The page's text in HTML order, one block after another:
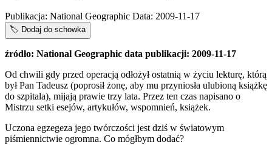
Publikacja: National Geographic Data: 2009-11-17
🏷️ Dodaj do schowka
źródło: National Geographic data publikacji: 2009-11-17
Od chwili gdy przed operacją odłożył ostatnią w życiu lekturę, którą
był Pan Tadeusz (poprosił żonę, aby mu przyniosła ulubioną książkę
do szpitala), mijają prawie trzy lata. Przez ten czas napisano o
Mistrzu setki esejów, artykułów, wspomnień, książek.
Uczona egzegeza jego twórczości jest dziś w światowym
piśmiennictwie ogromna. Co mógłbym dodać?